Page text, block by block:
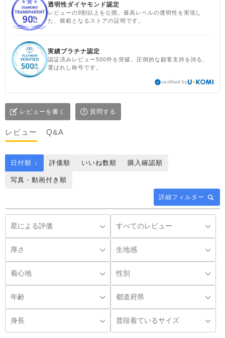
透明性ダイヤモンド認定
レビューの9割以上を公開。最高レベルの透明性を実現し
た、模範となるストアの証明です。
実績プラチナ認定
認証済みレビュー500件を突破。圧倒的な顧客支持を誇る、
選ばれし称号です。
certified by
レビューを書く 質問する
レビュー Q&A
詳細フィルター
日付順 ↓ 評価順 いいね数順 購入確認順
写真・動画付き順